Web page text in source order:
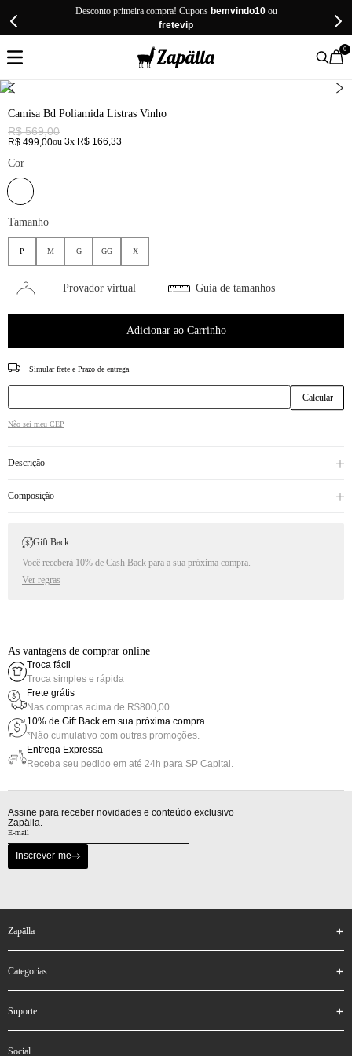
Desconto primeira compra! Cupons bemvindo10ou
fretevip
0
Camisa Bd Poliamida Listras Vinho
R$ 569,00
R$ 499,00ou 3x R$ 166,33
Cor
Tamanho
P M G GG X
Provador virtual Guia de tamanhos
Adicionar ao Carrinho
CEP
Não sei meu CEP
Descrição
Composição
Gift Back
Você receberá 10% de Cash Back para a sua próxima compra.
Ver regras
As vantagens de comprar online
Troca fácil
Troca simples e rápida
Frete grátis
Nas compras acima de R$800,00
10% de Gift Back em sua próxima compra
*Não cumulativo com outras promoções.
Entrega Expressa
Receba seu pedido em até 24h para SP Capital.
Assine para receber novidades e conteúdo exclusivo
Zapälla.
Inscrever-me
zapälla
categorias
suporte
social